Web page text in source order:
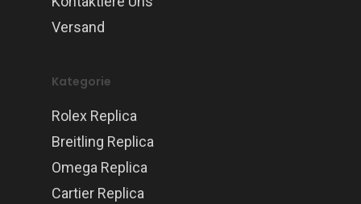
Versand
Kategorie
Rolex Replica
Breitling Replica
Omega Replica
Cartier Replica